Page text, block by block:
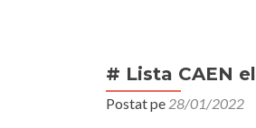
# Lista CAEN
Postat pe 28/01/2022